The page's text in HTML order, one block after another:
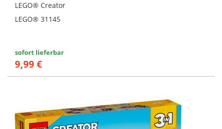
LEGO® Creator
LEGO® 31145
sofort lieferbar
9,99 €